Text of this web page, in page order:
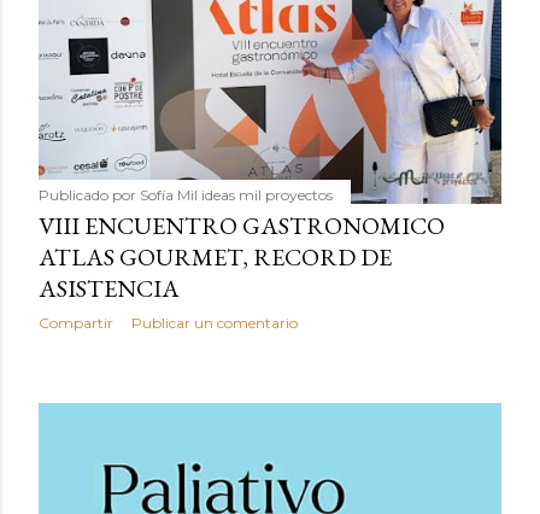
Publicado por Sofía Mil ideas mil proyectos
VIII ENCUENTRO GASTRONOMICO
ATLAS GOURMET, RECORD DE
ASISTENCIA
Compartir Publicar un comentario